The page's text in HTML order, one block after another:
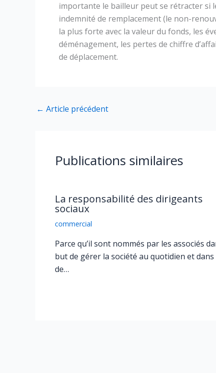
importante le bailleur peut se rétracter si
indemnité de remplacement (le non-
la plus forte avec la valeur du fonds, les
déménagement, les pertes de chiffre
de déplacement.
← Article précédent
Publications similaires
La responsabilité des dirigeants
sociaux
commercial
Parce qu’il sont nommés par les associés
but de gérer la société au quotidien et dans
de…